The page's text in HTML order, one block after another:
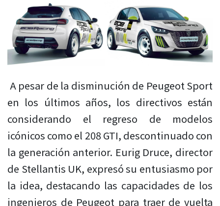
A pesar de la disminución de Peugeot Sport
en los últimos años, los directivos están
considerando el regreso de modelos
icónicos como el 208 GTI, descontinuado con
la generación anterior. Eurig Druce, director
de Stellantis UK, expresó su entusiasmo por
la idea, destacando las capacidades de los
ingenieros de Peugeot para traer de vuelta